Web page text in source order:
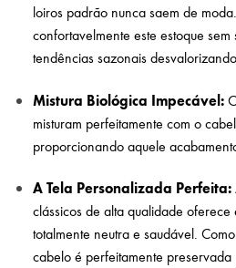
loiros padrão nunca saem de
confortavelmente este estoque
tendências sazonais
Mistura Biológica Impecável:
misturam perfeitamente com o
proporcionando aquele
A Tela Personalizada Perfeita:
clássicos de alta qualidade oferece
totalmente neutra e saudável.
cabelo é perfeitamente